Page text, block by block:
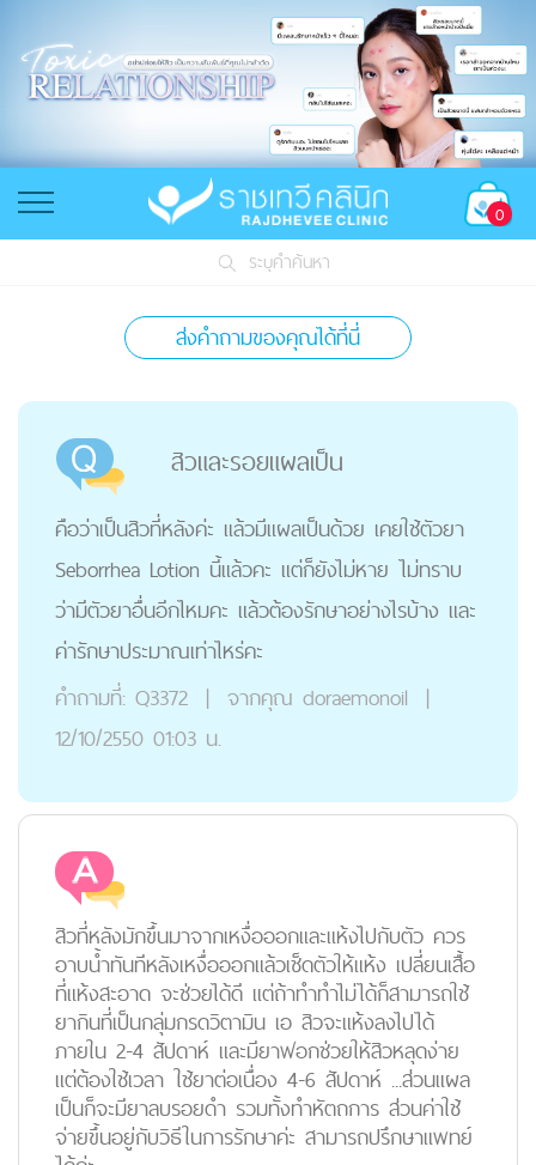
0
ระบุคำค้นหา
ส่งคำถามของคุณได้ที่นี่
สิวและรอยแผลเป็น
คือว่าเป็นสิวที่หลังค่ะ แล้วมีแผลเป็นด้วย เคยใช้ตัวยา
Seborrhea Lotion นี้แล้วคะ แต่ก็ยังไม่หาย ไม่ทราบ
ว่ามีตัวยาอื่นอีกไหมคะ แล้วต้องรักษาอย่างไรบ้าง และ
ค่ารักษาประมาณเท่าไหร่คะ
คำถามที่: Q3372 | จากคุณ doraemonoil |
12/10/2550 01:03 น.
สิวที่หลังมักขึ้นมาจากเหงื่อออกและแห้งไปกับตัว ควร
อาบน้ำทันทีหลังเหงื่อออกแล้วเช็ดตัวให้แห้ง เปลี่ยนเสื้อ
ที่แห้งสะอาด จะช่วยได้ดี แต่ถ้าทำทำไม่ได้ก็สามารถใช้
ยากินที่เป็นกลุ่มกรดวิตามิน เอ สิวจะแห้งลงไปได้
ภายใน 2-4 สัปดาห์ และมียาฟอกช่วยให้สิวหลุดง่าย
แต่ต้องใช้เวลา ใช้ยาต่อเนื่อง 4-6 สัปดาห์ ...ส่วนแผล
เป็นก็จะมียาลบรอยดำ รวมทั้งทำหัตถการ ส่วนค่าใช้
จ่ายขึ้นอยู่กับวิธีในการรักษาค่ะ สามารถปรึกษาแพทย์